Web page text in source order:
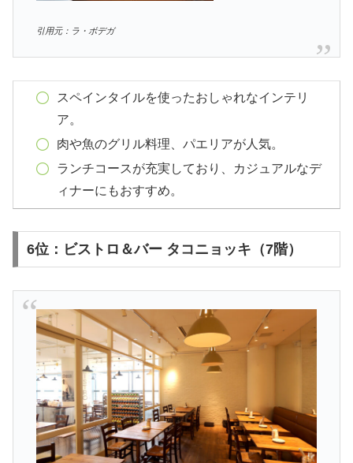
引用元：ラ・ボデガ
スペインタイルを使ったおしゃれなインテリ
ア。
肉や魚のグリル料理、パエリアが人気。
ランチコースが充実しており、カジュアルなデ
ィナーにもおすすめ。
6位：ビストロ＆バー タコニョッキ（7階）